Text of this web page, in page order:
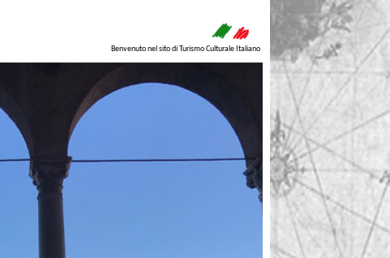
Benvenuto nel sito di Turismo Culturale Italiano